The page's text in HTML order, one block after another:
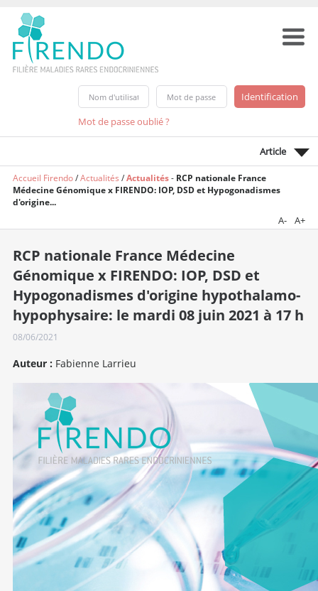
Mot de passe oublié ?
Article
Accueil Firendo/Actualités /Actualités- RCP nationale France
Médecine Génomique x FIRENDO: IOP, DSD et Hypogonadismes
d'origine...
A- A+
RCP nationale France Médecine
Génomique x FIRENDO: IOP, DSD et
Hypogonadismes d'origine hypothalamo-
hypophysaire: le mardi 08 juin 2021 à 17 h
08/06/2021
Auteur : Fabienne Larrieu